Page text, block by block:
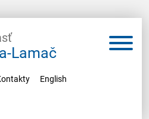
Lamač
English